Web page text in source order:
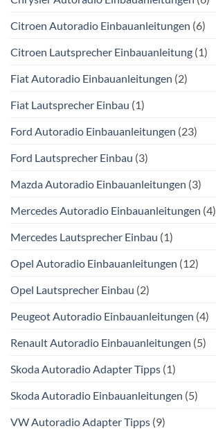
Citroen Autoradio Einbauanleitungen (6)
Citroen Lautsprecher Einbauanleitung (1)
Fiat Autoradio Einbauanleitungen (2)
Fiat Lautsprecher Einbau (1)
Ford Autoradio Einbauanleitungen (23)
Ford Lautsprecher Einbau (3)
Mazda Autoradio Einbauanleitungen (3)
Mercedes Autoradio Einbauanleitungen (4)
Mercedes Lautsprecher Einbau (1)
Opel Autoradio Einbauanleitungen (12)
Opel Lautsprecher Einbau (2)
Peugeot Autoradio Einbauanleitungen (4)
Renault Autoradio Einbauanleitungen (5)
Skoda Autoradio Adapter Tipps (1)
Skoda Autoradio Einbauanleitungen (5)
VW Autoradio Adapter Tipps (9)